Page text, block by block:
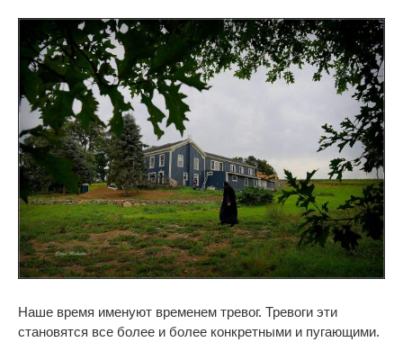
Наше время именуют временем тревог. Тревоги эти
становятся все более и более конкретными и пугающими.